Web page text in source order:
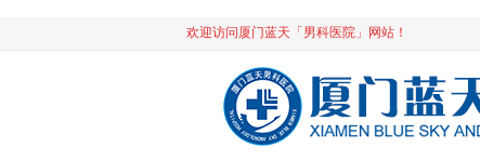
欢迎访问厦门蓝天「男科医院」网站！